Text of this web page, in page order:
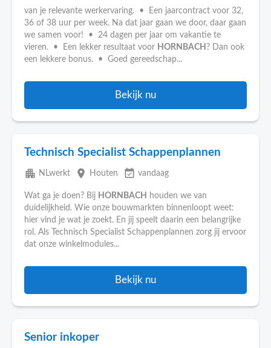
van je relevante werkervaring. • Een jaarcontract voor 32,
36 of 38 uur per week. Na dat jaar gaan we door, daar gaan
we samen voor! • 24 dagen per jaar om vakantie te
vieren. • Een lekker resultaat voor HORNBACH ? Dan ook
een lekkere bonus. • Goed gereedschap...
Bekijk nu
Technisch Specialist Schappenplannen
apartment NLwerkt place Houten event_available vandaag
Wat ga je doen? Bij HORNBACH
houden we van
duidelijkheid. Wie onze bouwmarkten binnenloopt weet:
hier vind je wat je zoekt. En jij speelt daarin een belangrijke
rol. Als Technisch Specialist Schappenplannen zorg jij ervoor
dat onze winkelmodules...
Bekijk nu
Senior inkoper